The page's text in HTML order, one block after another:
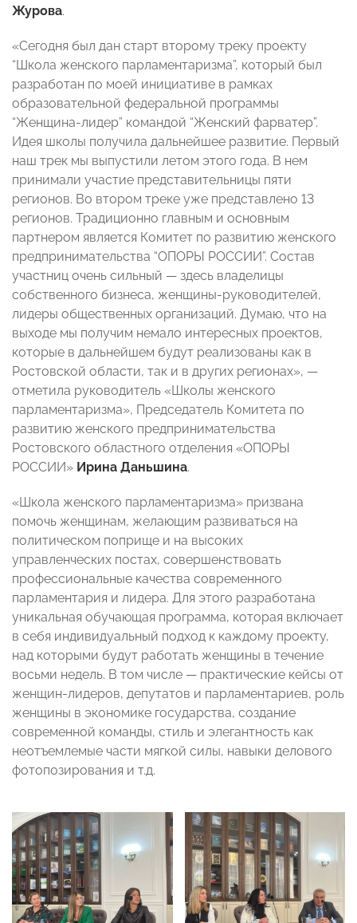
Журова.
«Сегодня был дан старт второму треку проекту
“Школа женского парламентаризма”, который был
разработан по моей инициативе в рамках
образовательной федеральной программы
“Женщина-лидер” командой “Женский фарватер”.
Идея школы получила дальнейшее развитие. Первый
наш трек мы выпустили летом этого года. В нем
принимали участие представительницы пяти
регионов. Во втором треке уже представлено 13
регионов. Традиционно главным и основным
партнером является Комитет по развитию женского
предпринимательства “ОПОРЫ РОССИИ”. Состав
участниц очень сильный — здесь владелицы
собственного бизнеса, женщины-руководителей,
лидеры общественных организаций. Думаю, что на
выходе мы получим немало интересных проектов,
которые в дальнейшем будут реализованы как в
Ростовской области, так и в других регионах», —
отметила руководитель «Школы женского
парламентаризма», Председатель Комитета по
развитию женского предпринимательства
Ростовского областного отделения «ОПОРЫ
РОССИИ» Ирина Даньшина.
«Школа женского парламентаризма» призвана
помочь женщинам, желающим развиваться на
политическом поприще и на высоких
управленческих постах, совершенствовать
профессиональные качества современного
парламентария и лидера. Для этого разработана
уникальная обучающая программа, которая включает
в себя индивидуальный подход к каждому проекту,
над которыми будут работать женщины в течение
восьми недель. В том числе — практические кейсы от
женщин-лидеров, депутатов и парламентариев, роль
женщины в экономике государства, создание
современной команды, стиль и элегантность как
неотъемлемые части мягкой силы, навыки делового
фотопозирования и т.д.